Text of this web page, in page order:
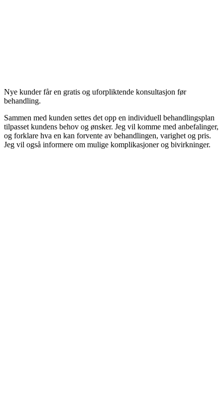
Nye kunder får en gratis og uforpliktende konsultasjon før
behandling.
Sammen med kunden settes det opp en individuell behandlingsplan
tilpasset kundens behov og ønsker. Jeg vil komme med anbefalinger,
og forklare hva en kan forvente av behandlingen, varighet og pris.
Jeg vil også informere om mulige komplikasjoner og bivirkninger.